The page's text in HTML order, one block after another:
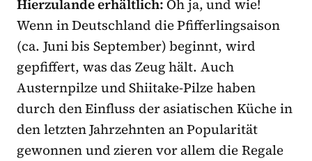
Hierzulande erhältlich: Oh ja, und wie!
Wenn in Deutschland die Pfifferlingsaison
(ca. Juni bis September) beginnt, wird
gepfiffert, was das Zeug hält. Auch
Austernpilze und Shiitake-Pilze haben
durch den Einfluss der asiatischen Küche in
den letzten Jahrzehnten an Popularität
gewonnen und zieren vor allem die Regale